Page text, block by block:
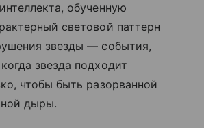
обученную
световой паттерн
звезды — события,
звезда подходит
чтобы быть разорванной
дыры.